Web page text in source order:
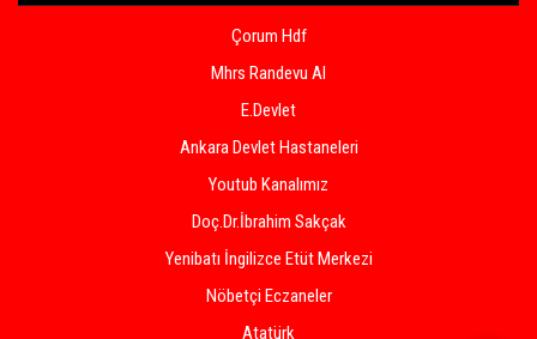
Çorum Hdf
Mhrs Randevu Al
E.Devlet
Ankara Devlet Hastaneleri
Youtub Kanalımız
Doç.Dr.İbrahim Sakçak
Yenibatı İngilizce Etüt Merkezi
Nöbetçi Eczaneler
Atatürk